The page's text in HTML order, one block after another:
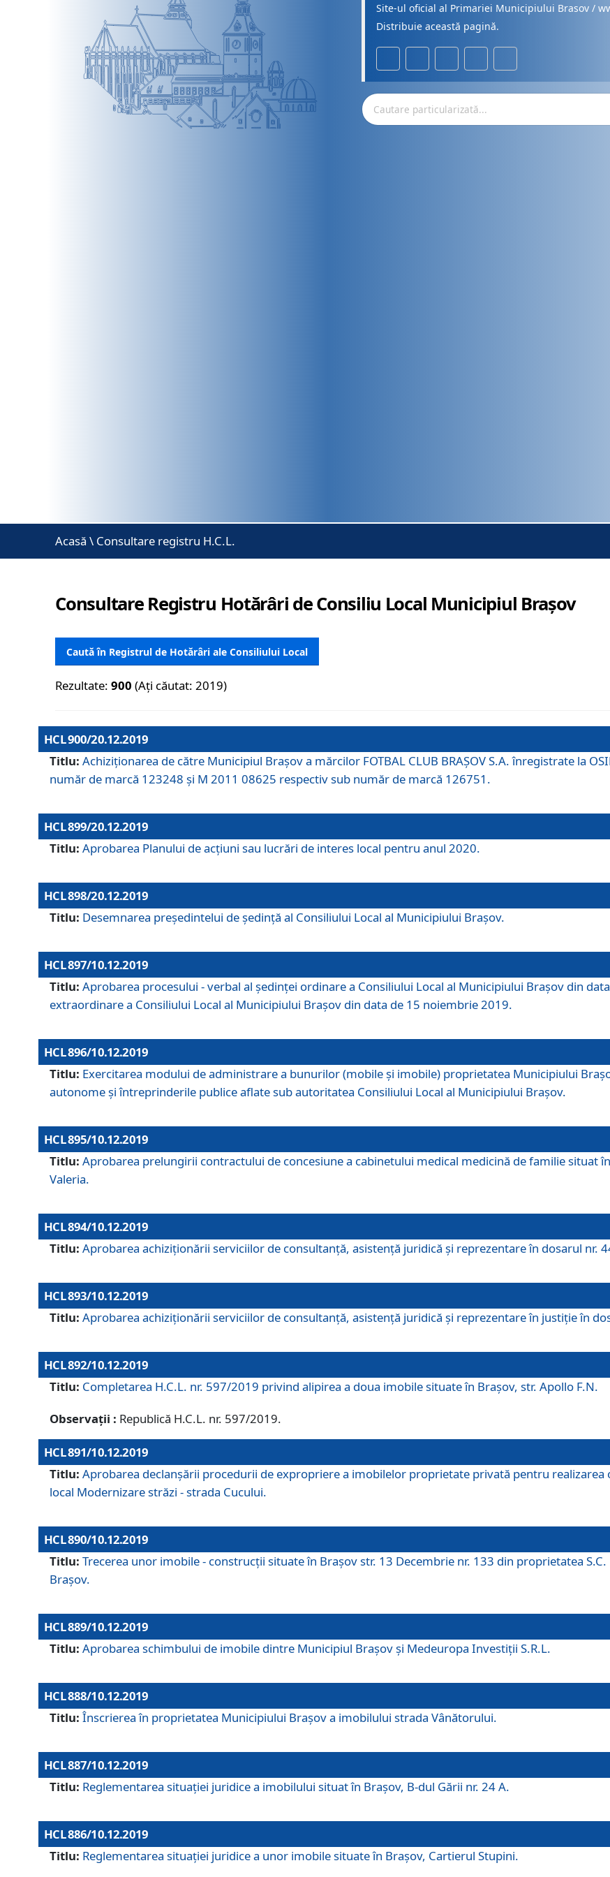
Site-ul oficial al Primariei Municipiului Brasov /
Distribuie această pagină.
Acasă \ Consultare registru H.C.L.
Consultare Registru Hotărâri de Consiliu Local Municipiul Brașov
Caută în Registrul de Hotărâri ale Consiliului Local
Rezultate:900 (Ați căutat: 2019)
HCL 900/20.12.2019
Titlu: Achiziționarea de către Municipiul Brașov a mărcilor FOTBAL CLUB BRAȘOV S.A. înregistrate la
număr de marcă 123248 și M 2011 08625 respectiv sub număr de marcă 126751.
HCL 899/20.12.2019
Titlu: Aprobarea Planului de acţiuni sau lucrări de interes local pentru anul 2020.
HCL 898/20.12.2019
Titlu: Desemnarea preşedintelui de şedinţă al Consiliului Local al Municipiului Braşov.
HCL 897/10.12.2019
Titlu: Aprobarea procesului - verbal al şedinţei ordinare a Consiliului Local al Municipiului Brașov din
extraordinare a Consiliului Local al Municipiului Brașov din data de 15 noiembrie 2019.
HCL 896/10.12.2019
Titlu: Exercitarea modului de administrare a bunurilor (mobile și imobile) proprietatea Municipiului
autonome și întreprinderile publice aflate sub autoritatea Consiliului Local al Municipiului Brașov.
HCL 895/10.12.2019
Titlu: Aprobarea prelungirii contractului de concesiune a cabinetului medical medicină de familie situat
Valeria.
HCL 894/10.12.2019
Titlu: Aprobarea achiziţionării serviciilor de consultanţă, asistenţă juridică şi reprezentare în dosarul nr.
HCL 893/10.12.2019
Titlu: Aprobarea achiziţionării serviciilor de consultanţă, asistenţă juridică şi reprezentare în justiţie în
HCL 892/10.12.2019
Titlu: Completarea H.C.L. nr. 597/2019 privind alipirea a doua imobile situate în Brașov, str. Apollo F.N.
Observații : Republică H.C.L. nr. 597/2019.
HCL 891/10.12.2019
Titlu: Aprobarea declanșării procedurii de expropriere a imobilelor proprietate privată pentru
local Modernizare străzi - strada Cucului.
HCL 890/10.12.2019
Titlu: Trecerea unor imobile - construcții situate în Brașov str. 13 Decembrie nr. 133 din proprietatea
Brașov.
HCL 889/10.12.2019
Titlu: Aprobarea schimbului de imobile dintre Municipiul Brașov și Medeuropa Investiții S.R.L.
HCL 888/10.12.2019
Titlu: Înscrierea în proprietatea Municipiului Braşov a imobilului strada Vânătorului.
HCL 887/10.12.2019
Titlu: Reglementarea situației juridice a imobilului situat în Brașov, B-dul Gării nr. 24 A.
HCL 886/10.12.2019
Titlu: Reglementarea situaţiei juridice a unor imobile situate în Braşov, Cartierul Stupini.